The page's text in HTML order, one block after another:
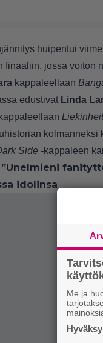
huipentui
finaaliin, jossa voiton
kappaleellaan
edustivat Linda
kappaleellaan
Side -kappaleen
”Unelmieni
idolinsa
Me ja